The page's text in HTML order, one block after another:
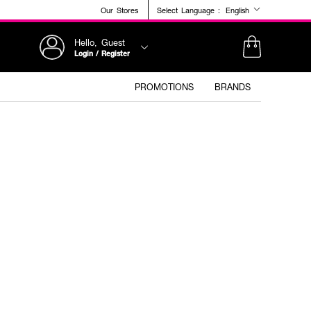
Our Stores Select Language : English
Hello, Guest
Login / Register
PROMOTIONS BRANDS